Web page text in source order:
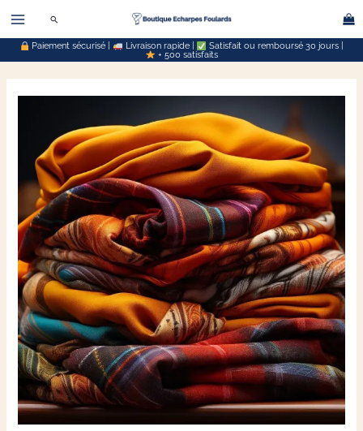
contenu
Rechercher
Paiement sécurisé | Livraison rapide |
Satisfait ou remboursé 30 jours |
+ 500 satisfaits